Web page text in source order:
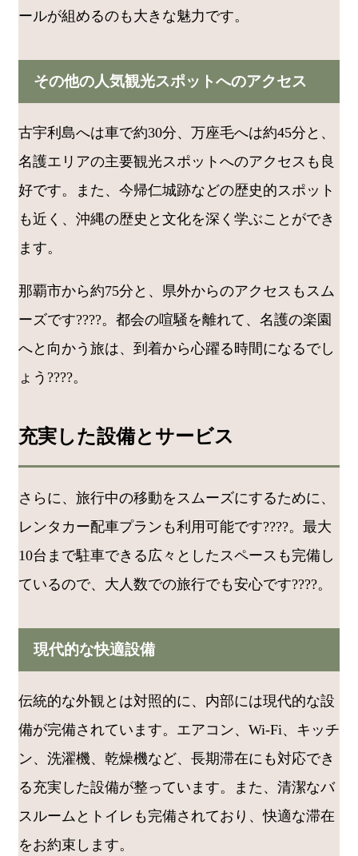
ールが組めるのも大きな魅力です。
その他の人気観光スポットへのアクセス
古宇利島へは車で約30分、万座毛へは約45分と、
名護エリアの主要観光スポットへのアクセスも良
好です。また、今帰仁城跡などの歴史的スポット
も近く、沖縄の歴史と文化を深く学ぶことができ
ます。
那覇市から約75分と、県外からのアクセスもスム
ーズです????️。都会の喧騒を離れて、名護の楽園
へと向かう旅は、到着から心躍る時間になるでし
ょう????。
充実した設備とサービス
さらに、旅行中の移動をスムーズにするために、
レンタカー配車プランも利用可能です????。最大
10台まで駐車できる広々としたスペースも完備し
ているので、大人数での旅行でも安心です????️。
現代的な快適設備
伝統的な外観とは対照的に、内部には現代的な設
備が完備されています。エアコン、Wi-Fi、キッチ
ン、洗濯機、乾燥機など、長期滞在にも対応でき
る充実した設備が整っています。また、清潔なバ
スルームとトイレも完備されており、快適な滞在
をお約束します。